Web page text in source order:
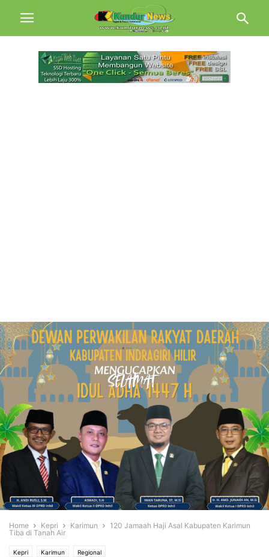
Home Kepri Karimun
120 Jamaah Haji Asal Kabupaten Karimun
Tiba di Tanah Air
Kepri Karimun Regional